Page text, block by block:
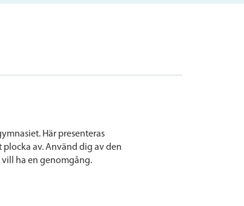
Här presenteras
av. Använd dig av den
vill ha en genomgång.